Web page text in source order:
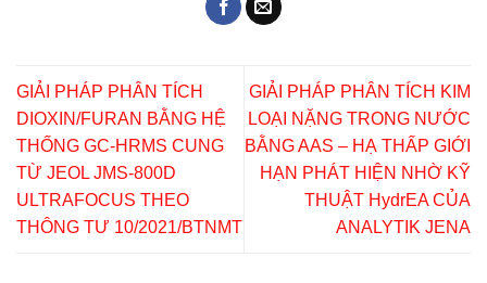
GIẢI PHÁP PHÂN TÍCH
DIOXIN/FURAN BẰNG HỆ
THỐNG GC-HRMS CUNG
TỪ JEOL JMS-800D
ULTRAFOCUS THEO
THÔNG TƯ 10/2021/BTNMT
GIẢI PHÁP PHÂN TÍCH KIM
LOẠI NẶNG TRONG NƯỚC
BẰNG AAS – HẠ THẤP GIỚI
HẠN PHÁT HIỆN NHỜ KỸ
THUẬT HydrEA CỦA
ANALYTIK JENA